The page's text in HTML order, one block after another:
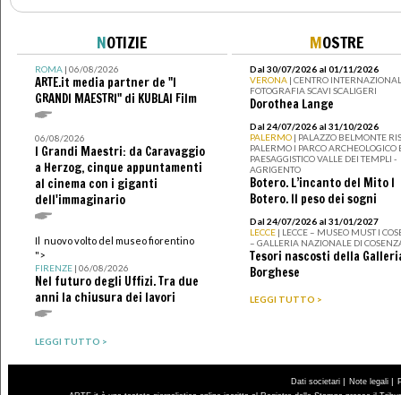
NOTIZIE
ROMA| 06/08/2026
ARTE.it media partner de "I
GRANDI MAESTRI" di KUBLAI Film
06/08/2026
I Grandi Maestri: da Caravaggio
a Herzog, cinque appuntamenti
al cinema con i giganti
dell'immaginario
Il nuovo volto del museo fiorentino
">
FIRENZE| 06/08/2026
Nel futuro degli Uffizi. Tra due
anni la chiusura dei lavori
LEGGI TUTTO >
MOSTRE
Dal 30/07/2026 al 01/11/2026
VERONA | CENTRO
FOTOGRAFIA SCAVI SCALIGERI
Dorothea Lange
Dal 24/07/2026 al 31/10/2026
PALERMO | PALAZZO BELMONTE
PALERMO I PARCO ARCHEOLOGICO
PAESAGGISTICO VALLE DEI TEMPLI -
AGRIGENTO
Botero. L’incanto del Mito I
Botero. Il peso dei sogni
Dal 24/07/2026 al 31/01/2027
LECCE | LECCE – MUSEO MUST I
– GALLERIA NAZIONALE DI
Tesori nascosti della
Borghese
LEGGI TUTTO >
Dati societari | Note legali |